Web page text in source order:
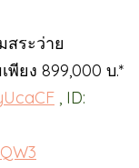
สระว่าย
พียง 899,000 บ.*
, ID: